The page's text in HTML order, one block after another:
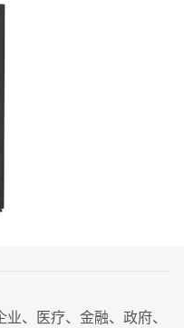
、医疗、金融、政府、